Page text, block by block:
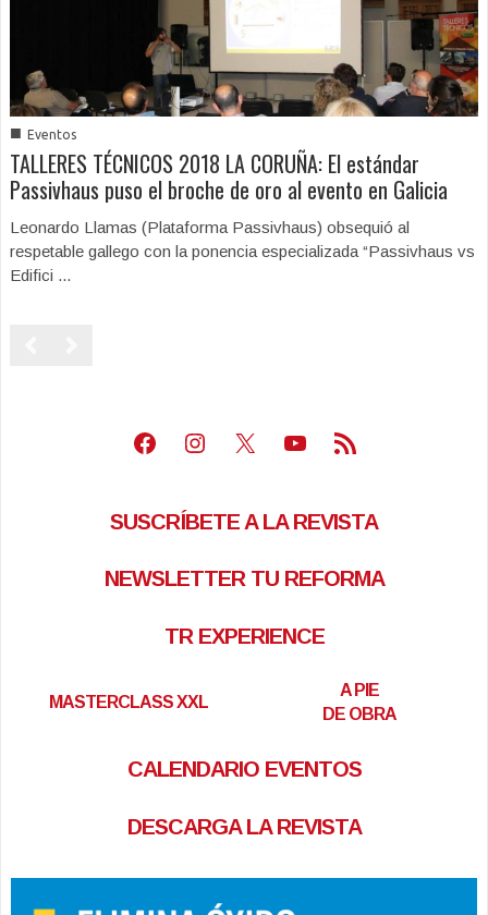
■ Eventos
TALLERES TÉCNICOS 2018 LA CORUÑA: El estándar
Passivhaus puso el broche de oro al evento en Galicia
Leonardo Llamas (Plataforma Passivhaus) obsequió al
respetable gallego con la ponencia especializada “Passivhaus vs
Edifici ...
Facebook
Instagram
X Youtube
Feed RSS
SUSCRÍBETE A LA REVISTA
NEWSLETTER TU REFORMA
TR EXPERIENCE
MASTERCLASS XXL
A PIE
DE OBRA
CALENDARIO EVENTOS
DESCARGA LA REVISTA